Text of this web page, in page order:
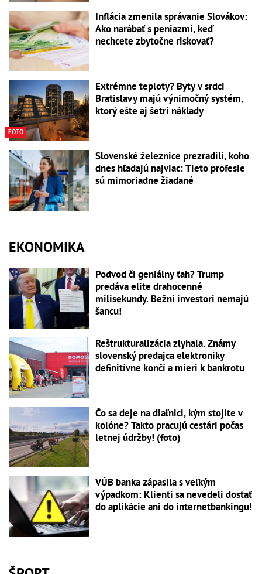
Inflácia zmenila správanie Slovákov:
Ako narábať s peniazmi, keď
nechcete zbytočne riskovať?
FOTO
Extrémne teploty? Byty v srdci
Bratislavy majú výnimočný systém,
ktorý ešte aj šetrí náklady
Slovenské železnice prezradili, koho
dnes hľadajú najviac: Tieto profesie
sú mimoriadne žiadané
EKONOMIKA
Podvod či geniálny ťah? Trump
predáva elite drahocenné
milisekundy. Bežní investori nemajú
šancu!
Reštrukturalizácia zlyhala. Známy
slovenský predajca elektroniky
definitívne končí a mieri k bankrotu
Čo sa deje na diaľnici, kým stojíte v
kolóne? Takto pracujú cestári počas
letnej údržby! (foto)
VÚB banka zápasila s veľkým
výpadkom: Klienti sa nevedeli dostať
do aplikácie ani do internetbankingu!